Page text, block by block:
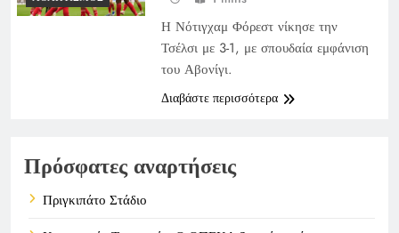
Η Νότιγχαμ Φόρεστ νίκησε την
Τσέλσι με 3-1, με σπουδαία εμφάνιση
του Αβονίγι.
Διαβάστε περισσότερα
Πρόσφατες αναρτήσεις
Πριγκιπάτο Στάδιο